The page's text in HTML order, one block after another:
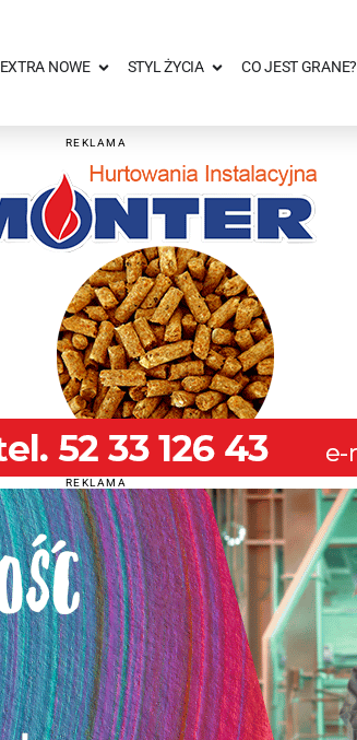
EXTRA NOWE STYL ŻYCIA CO JEST GRANE?
REKLAMA
REKLAMA